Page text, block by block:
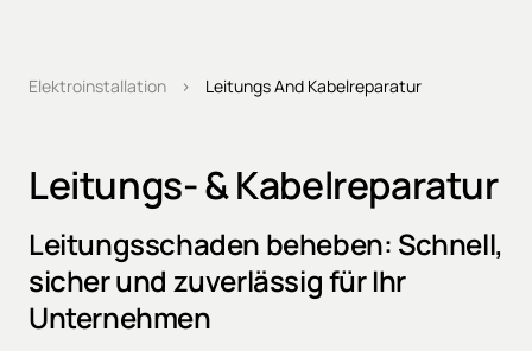
Elektroinstallation › Leitungs And Kabelreparatur
Leitungs- & Kabelreparatur
Leitungsschaden beheben: Schnell,
sicher und zuverlässig für Ihr
Unternehmen